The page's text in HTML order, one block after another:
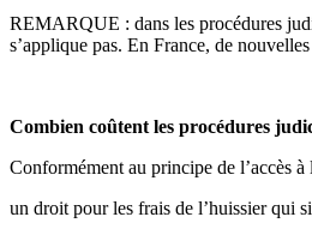
REMARQUE : dans les procédures
s’applique pas. En France, de
Combien coûtent les procédures
Conformément au principe de l’accès
un droit pour les frais de l’huissier qui